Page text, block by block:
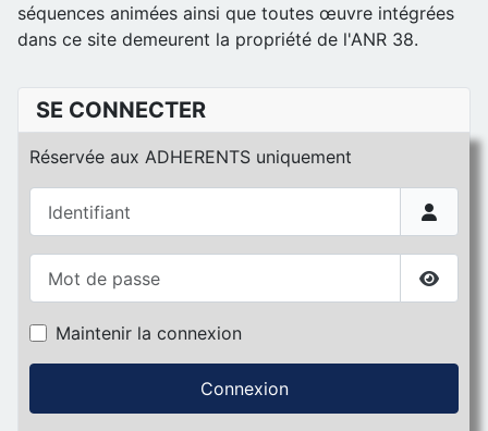
séquences animées ainsi que toutes œuvre intégrées
dans ce site demeurent la propriété de l'ANR 38.
SE CONNECTER
Réservée aux ADHERENTS uniquement
Maintenir la connexion
Connexion